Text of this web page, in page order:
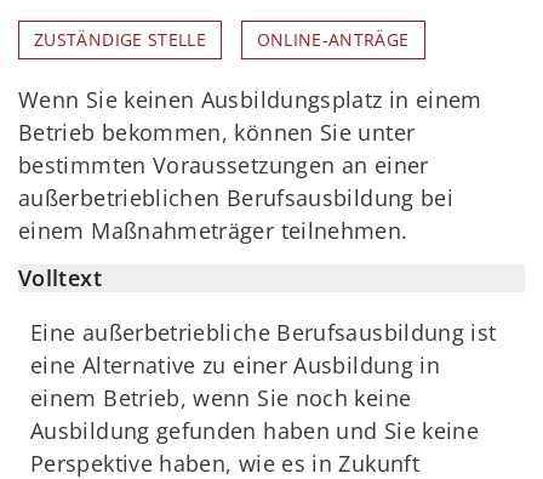
ZUSTÄNDIGE STELLE ONLINE-ANTRÄGE
Wenn Sie keinen Ausbildungsplatz in einem
Betrieb bekommen, können Sie unter
bestimmten Voraussetzungen an einer
außerbetrieblichen Berufsausbildung bei
einem Maßnahmeträger teilnehmen.
Volltext
Eine außerbetriebliche Berufsausbildung ist
eine Alternative zu einer Ausbildung in
einem Betrieb, wenn Sie noch keine
Ausbildung gefunden haben und Sie keine
Perspektive haben, wie es in Zukunft